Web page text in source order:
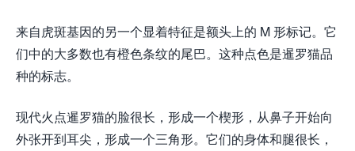
来自虎斑基因的另一个显着特征是额头上的 M 形标记。它
们中的大多数也有橙色条纹的尾巴。这种点色是暹罗猫品
种的标志。
现代火点暹罗猫的脸很长，形成一个楔形，从鼻子开始向
外张开到耳尖，形成一个三角形。它们的身体和腿很长，